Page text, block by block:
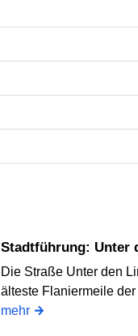
Stadtführung:
Die Straße Unter den
älteste Flaniermeile
mehr